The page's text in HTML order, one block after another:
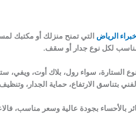
خبراء الرياض التي تمنح منزلك أو مكتبك
لكل نوع جدار أو سقف.
نوع الستارة، سواء رول، بلاك أوت،
بتناسق الارتفاع، حماية الجدار،
بالأحساء بجودة عالية وسعر مناسب،